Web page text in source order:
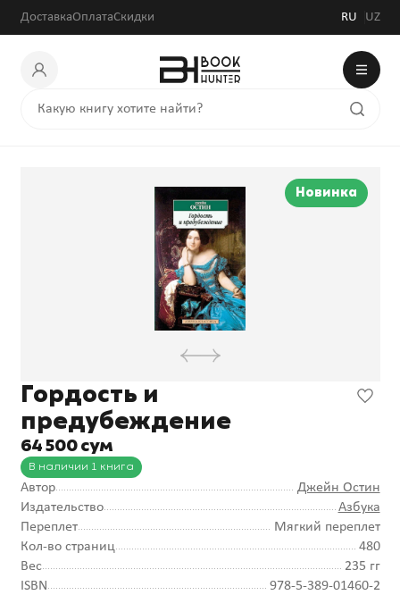
ДоставкаОплатаСкидки RU UZ
Новинка
Гордость и
предубеждение
64 500 сум
В наличии 1 книга
Автор
Джейн Остин
Издательство
Азбука
Переплет
Мягкий переплет
Кол-во страниц
480
Вес
235 гг
ISBN
978-5-389-01460-2